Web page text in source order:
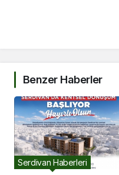
Benzer Haberler
Serdivan Haberleri